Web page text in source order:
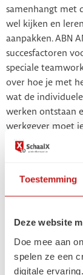
Toestemming
Deze website
Doe mee aan
spelen ze een
digitale
samenhangt met
wel kijken en
aanpakken. ABN
succesfactoren
speciale
over hoe je met
wat de
werken ontstaan
werkgever moet
jouw
Arbo Unie heeft
het hybride
dat het (nog)
heeft veel
werken. Maar
collega’s naar